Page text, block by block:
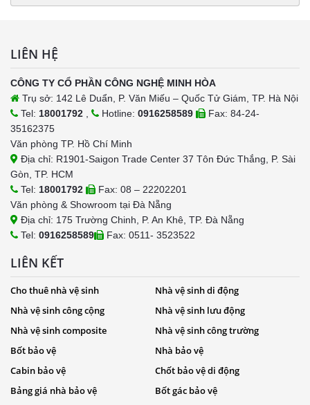
LIÊN HỆ
CÔNG TY CỔ PHẦN CÔNG NGHỆ MINH HÒA
Trụ sở: 142 Lê Duẩn, P. Văn Miếu – Quốc Tử Giám, TP. Hà Nội
Tel: 18001792 Hotline: 0916258589
Fax: 84-24-
35162375
Văn phòng TP. Hồ Chí Minh
Địa chỉ: R1901-Saigon Trade Center 37 Tôn Đức Thắng, P. Sài
Gòn, TP. HCM
Tel: 18001792
Fax: 08 – 22202201
Văn phòng & Showroom tại Đà Nẵng
Địa chỉ: 175 Trường Chinh, P. An Khê, TP. Đà Nẵng
Tel: 0916258589 Fax: 0511- 3523522
LIÊN KẾT
Cho thuê nhà vệ sinh
Nhà vệ sinh di động
Nhà vệ sinh công cộng
Nhà vệ sinh lưu động
Nhà vệ sinh composite
Nhà vệ sinh công trường
Bốt bảo vệ
Nhà bảo vệ
Cabin bảo vệ
Chốt bảo vệ di động
Bảng giá nhà bảo vệ
Bốt gác bảo vệ